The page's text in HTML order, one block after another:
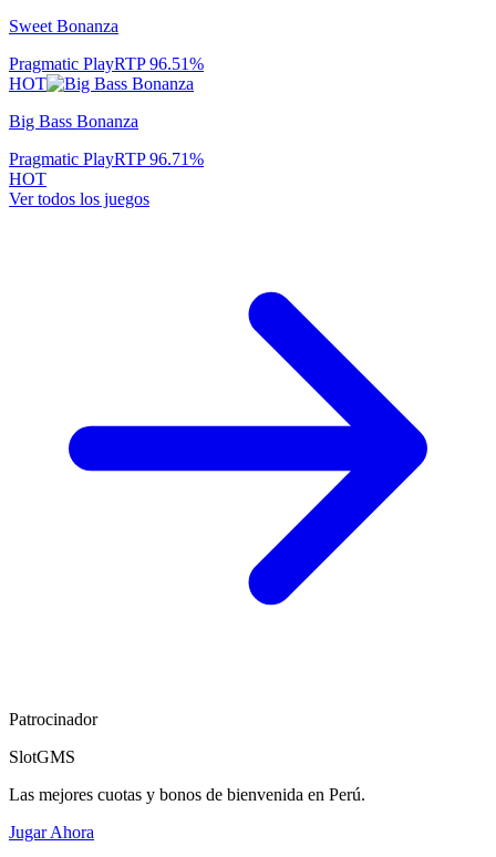
Sweet Bonanza
Pragmatic PlayRTP96.51%
HOT
Big Bass Bonanza
Pragmatic PlayRTP96.71%
HOT
Ver todos los juegos
Patrocinador
SlotGMS
Las mejores cuotas y bonos de bienvenida en Perú.
Jugar Ahora